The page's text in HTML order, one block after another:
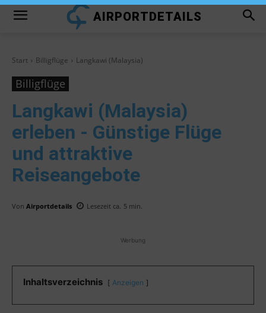
AIRPORTDETAILS
Start Billigflüge Langkawi (Malaysia)
Billigflüge
Langkawi (Malaysia)
erleben - Günstige Flüge
und attraktive
Reiseangebote
Von Airportdetails Lesezeit ca. 5 min.
Werbung
Inhaltsverzeichnis Anzeigen